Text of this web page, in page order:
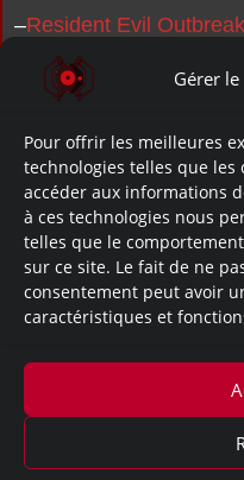
Gérer
Pour offrir les meilleures
technologies telles que les
accéder aux informations
à ces technologies nous
telles que le
sur ce site. Le fait de ne
consentement peut avoir
caractéristiques et
–Resident Evil
Resident Evil
Resident Evil